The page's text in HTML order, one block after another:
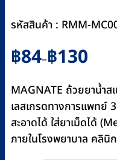
รหัสสินค้า : RMM-
฿84–฿130
Price
range:
฿84
through
฿130
MAGNATE ถ้วยยาน้ำ
เลสเกรดทางการแพทย์
สะอาดได้ ใส่ยาเม็ดได้
ภายในโรงพยาบาล คลิ